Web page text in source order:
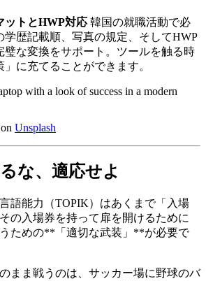
ットとHWP対応 韓国の就職活動で必
学歴記載順、写真の規定、そしてHWP
璧な変換をサポート。ツールを触る時
」に充てることができます。
on Unsplash
な、適応せよ
語能力（TOPIK）はあくまで「入場
の入場券を持って扉を開けるために
ための**「適切な武装」**が必要で
まま戦うのは、サッカー場に野球のバ